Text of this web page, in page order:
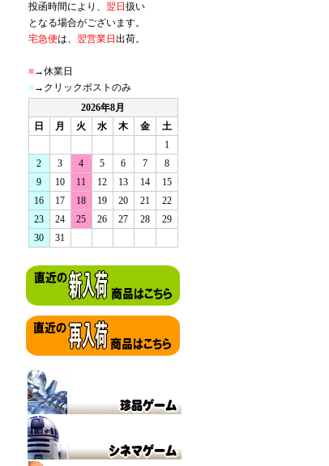
投函時間により、 翌日 扱い
となる場合がございます。
宅急便は、 翌営業日 出荷。
■→休業日
■→クリックポストのみ
2026年8月
日
月 火 水 木 金
土
1
2
3 4 5 6 7
8
9
10 11 12 13 14
15
16
17 18 19 20 21
22
23
24 25 26 27 28
29
30
31